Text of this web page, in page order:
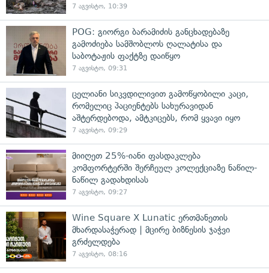
7 აგვისტო, 10:39
POG: გიორგი ბარამიძის განცხადებაზე
გამოძიება სამშობლოს ღალატისა და
საბოტაჟის ფაქტზე დაიწყო
7 აგვისტო, 09:31
ცელიანი სიკვდილივით გამოწყობილი კაცი,
რომელიც პაციენტებს სახურავიდან
აშტერდებოდა, ამტკიცებს, რომ ყვავი იყო
7 აგვისტო, 09:29
მიიღეთ 25%-იანი ფასდაკლება
კომფორტერში შერჩეულ კოლექციაზე ნაწილ-
ნაწილ გადახდისას
7 აგვისტო, 09:27
Wine Square X Lunatic ერთმანეთის
მხარდასაჭერად | მცირე ბიზნესის ჯაჭვი
გრძელდება
7 აგვისტო, 08:16